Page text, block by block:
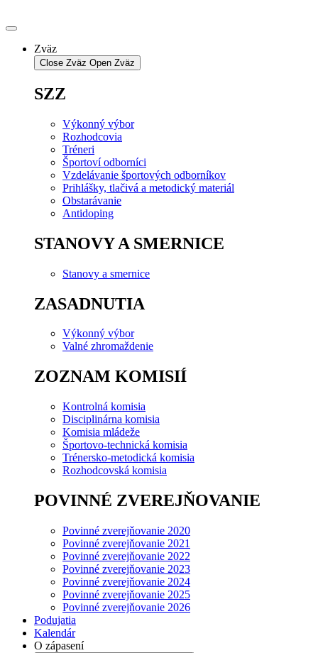
na
Zväz
Close Zväz Open Zväz
SZZ
Výkonný výbor
Rozhodcovia
Tréneri
Športoví odborníci
Vzdelávanie športových odborníkov
Prihlášky, tlačivá a metodický materiál
Obstarávanie
Antidoping
STANOVY A SMERNICE
Stanovy a smernice
ZASADNUTIA
Výkonný výbor
Valné zhromaždenie
ZOZNAM KOMISIÍ
Kontrolná komisia
Disciplinárna komisia
Komisia mládeže
Športovo-technická komisia
Trénersko-metodická komisia
Rozhodcovská komisia
POVINNÉ ZVEREJŇOVANIE
Povinné zverejňovanie 2020
Povinné zverejňovanie 2021
Povinné zverejňovanie 2022
Povinné zverejňovanie 2023
Povinné zverejňovanie 2024
Povinné zverejňovanie 2025
Povinné zverejňovanie 2026
Podujatia
Kalendár
O zápasení